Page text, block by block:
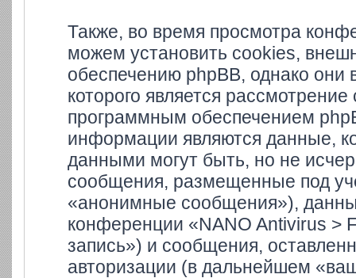
Также, во время просмотра
можем установить cookies,
обеспечению phpBB, однако они
которого является
программным обеспечением
информации являются данные,
данными могут быть, но не
сообщения, размещенные под
«анонимные сообщения»),
конференции «NANO Antivirus >
запись») и сообщения,
авторизации (в дальнейшем